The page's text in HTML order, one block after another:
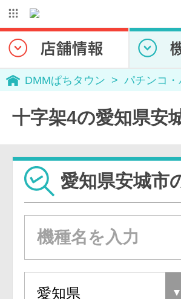
DMMぱちタウン パチンコ
十字架4の愛知県安
愛知県安城市